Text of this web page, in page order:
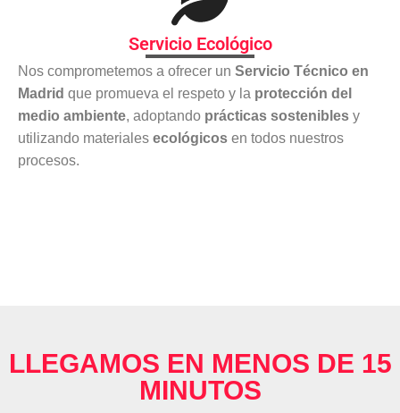
Servicio Ecológico
Nos comprometemos a ofrecer un Servicio Técnico en
Madrid que promueva el respeto y la protección del
medio ambiente, adoptando prácticas sostenibles y
utilizando materiales ecológicos en todos nuestros
procesos.
LLEGAMOS EN MENOS DE 15
MINUTOS